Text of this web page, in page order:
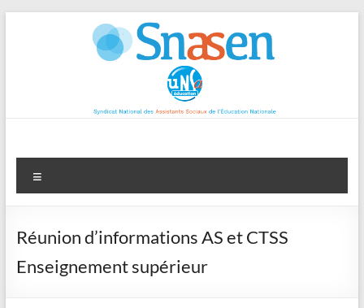
Réunion d’informations AS et CTSS
Enseignement supérieur